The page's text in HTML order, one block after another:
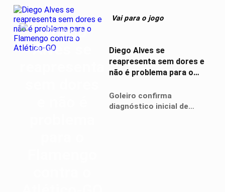
Vai para o jogo
Diego Alves se
reapresenta sem dores e
não é problema para o
Atlético-GO
Goleiro confirma
diagnóstico inicial de